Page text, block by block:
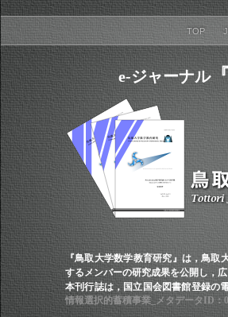
TOP
e-ジャーナル
『鳥取大学数学教育研究』は，鳥
するメンバーの研究成果を公開し，
本刊行誌は，国立国会図書館登録の
情報選択的蓄積事業 _メタデータID：